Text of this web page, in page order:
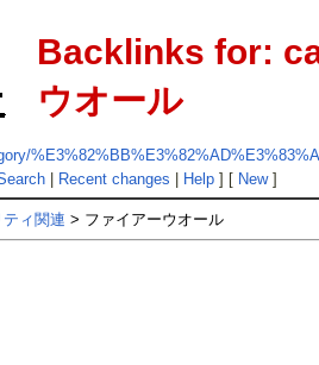
Backlinks for:
ウオール
| Recent changes Help] [ New]
ィ関連 > ファイアーウオール